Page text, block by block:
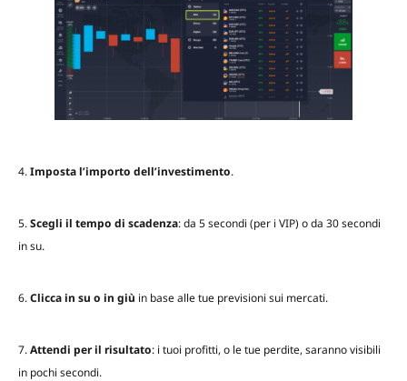
4.Imposta l’importo dell’investimento.
5.Scegli il tempo di scadenza: da 5 secondi (per i VIP) o da 30 secondi
in su.
6.Clicca in su o in giù in base alle tue previsioni sui mercati.
7.Attendi per il risultato: i tuoi profitti, o le tue perdite, saranno visibili
in pochi secondi.